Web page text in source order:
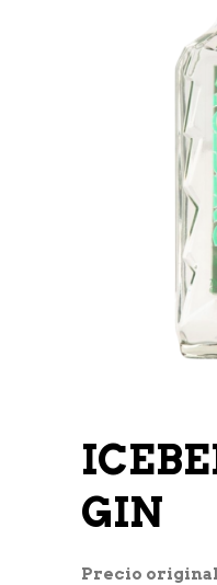
GIN
Precio